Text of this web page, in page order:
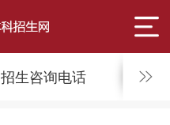
招生咨询电话